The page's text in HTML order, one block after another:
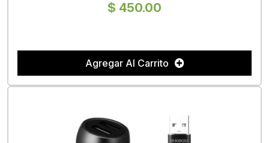
$ 450.00
Agregar Al Carrito